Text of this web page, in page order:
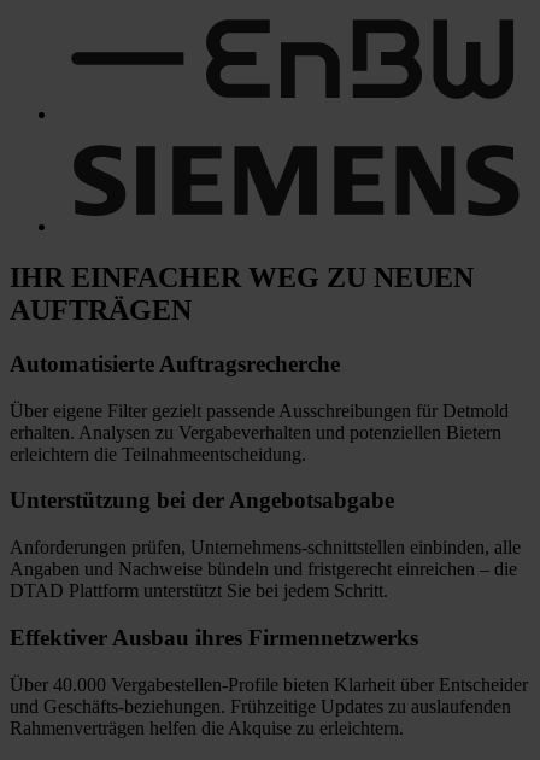
IHR EINFACHER WEG ZU NEUEN
AUFTRÄGEN
Automatisierte Auftragsrecherche
Über eigene Filter gezielt passende Ausschreibungen für Detmold
erhalten. Analysen zu Vergabeverhalten und potenziellen Bietern
erleichtern die Teilnahmeentscheidung.
Unterstützung bei der Angebotsabgabe
Anforderungen prüfen, Unternehmens-schnittstellen einbinden, alle
Angaben und Nachweise bündeln und fristgerecht einreichen – die
DTAD Plattform unterstützt Sie bei jedem Schritt.
Effektiver Ausbau ihres Firmennetzwerks
Über 40.000 Vergabestellen-Profile bieten Klarheit über Entscheider
und Geschäfts-beziehungen. Frühzeitige Updates zu auslaufenden
Rahmenverträgen helfen die Akquise zu erleichtern.